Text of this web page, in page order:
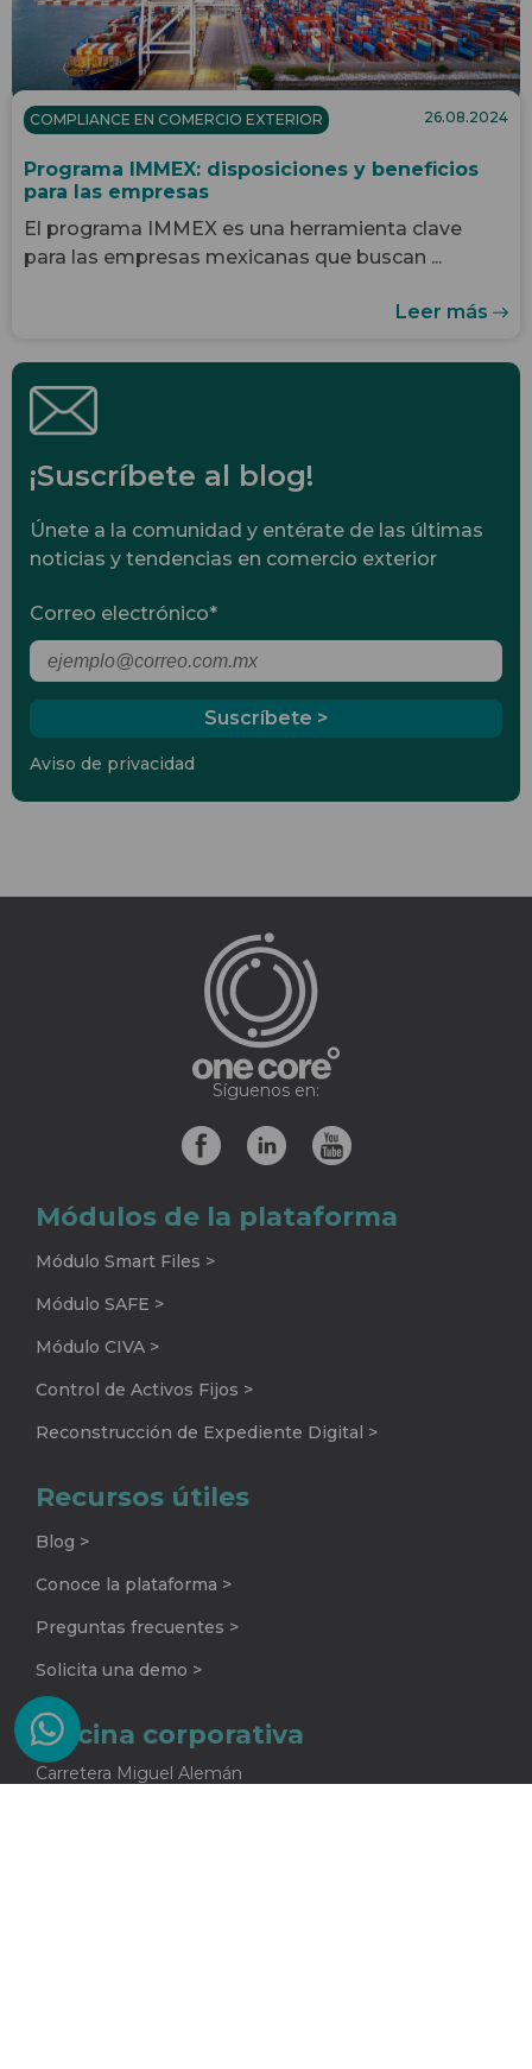
COMPLIANCE EN COMERCIO EXTERIOR 26.08.2024
Programa IMMEX: disposiciones y beneficios
para las empresas
El programa IMMEX es una herramienta clave
para las empresas mexicanas que buscan ...
Leer más
¡Suscríbete al blog!
Únete a la comunidad y entérate de las últimas
noticias y tendencias en comercio exterior
Correo electrónico*
Aviso de privacidad
Síguenos en:
Módulos de la plataforma
Módulo Smart Files >
Módulo SAFE >
Módulo CIVA >
Control de Activos Fijos >
Reconstrucción de Expediente Digital >
Recursos útiles
Blog >
Conoce la plataforma >
Preguntas frecuentes >
Solicita una demo >
Oficina corporativa
Carretera Miguel Alemán